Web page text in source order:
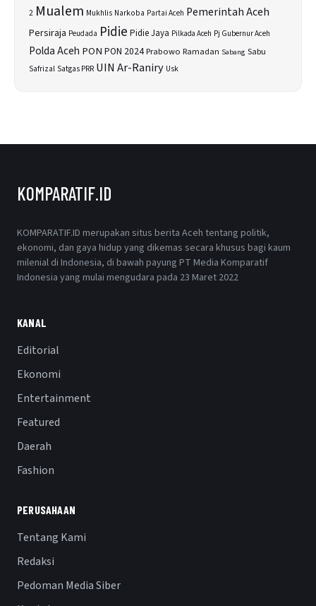
2 Mualem Mukhlis Narkoba Partai Aceh Pemerintah Aceh
Persiraja Peudada Pidie Pidie Jaya Pilkada Aceh Pj Gubernur Aceh
Polda Aceh PON PON 2024Prabowo Ramadan Sabang Sabu
SafrizalSatgas PRR UIN Ar-Raniry Usk
KOMPARATIF.ID
KOMPARATIF.ID merupakan situs berita Aceh tentang politik,
ekonomi, dan gaya hidup yang dikemas secara khusus bagi kaum
milenial di Indonesia, di bawah payung PT Media Komparatif
Indonesia yang mulai mengudara pada 23 Maret 2022
KANAL
Editorial
Ekonomi
Entertainment
Featured
Daerah
Fashion
PERUSAHAAN
Tentang Kami
Redaksi
Pedoman Media Siber